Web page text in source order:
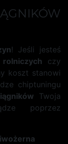
! Jeśli jesteś
rolniczych czy
koszt stanowi
chiptuningu
Twoja
poprzez